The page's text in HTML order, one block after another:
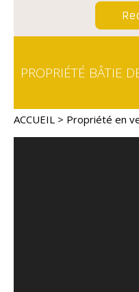
ACCUEIL > Propriété en